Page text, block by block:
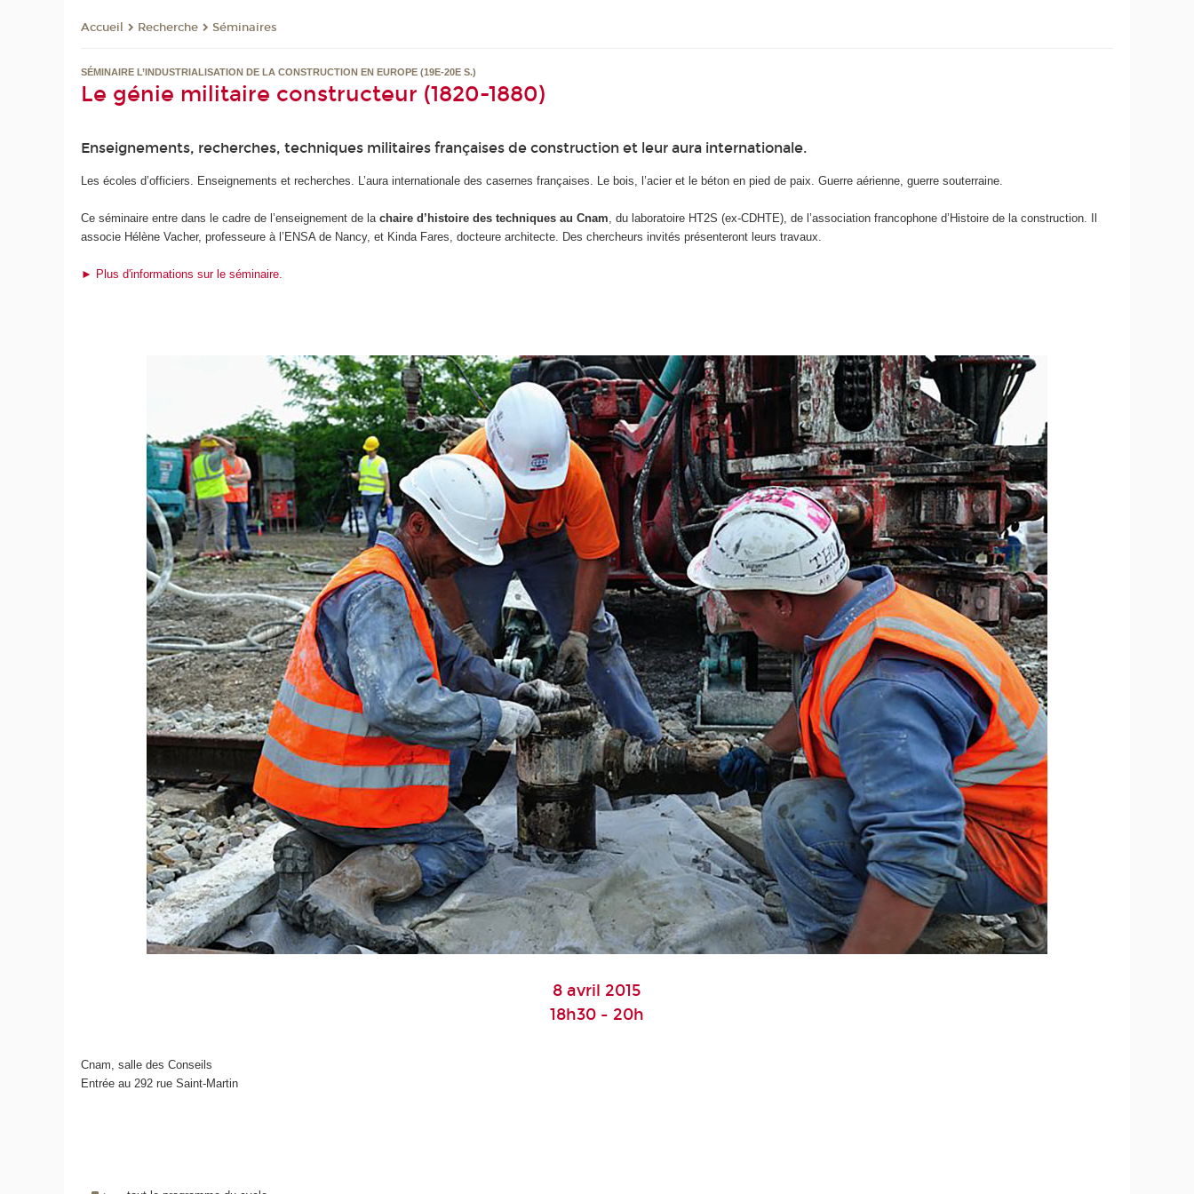
Accueil Recherche Séminaires
SÉMINAIRE L’INDUSTRIALISATION DE LA CONSTRUCTION EN EUROPE (19E-20E S.)
Le génie militaire constructeur (1820-1880)
Enseignements, recherches, techniques militaires françaises de construction et leur aura internationale.
Les écoles d’officiers. Enseignements et recherches. L’aura internationale des casernes françaises. Le bois, l’acier et le béton en pied de paix. Guerre aérienne, guerre souterraine.
Ce séminaire entre dans le cadre de l’enseignement de lachaire d’histoire des techniques au Cnam , du laboratoire HT2S (ex-CDHTE), de l’association francophone d’Histoire de la construction. Il
associe Hélène Vacher, professeure à l’ENSA de Nancy, et Kinda Fares, docteure architecte. Des chercheurs invités présenteront leurs travaux.
► Plus d'informations sur le séminaire.
8 avril 2015
18h30 - 20h
Cnam, salle des Conseils
Entrée au 292 rue Saint-Martin